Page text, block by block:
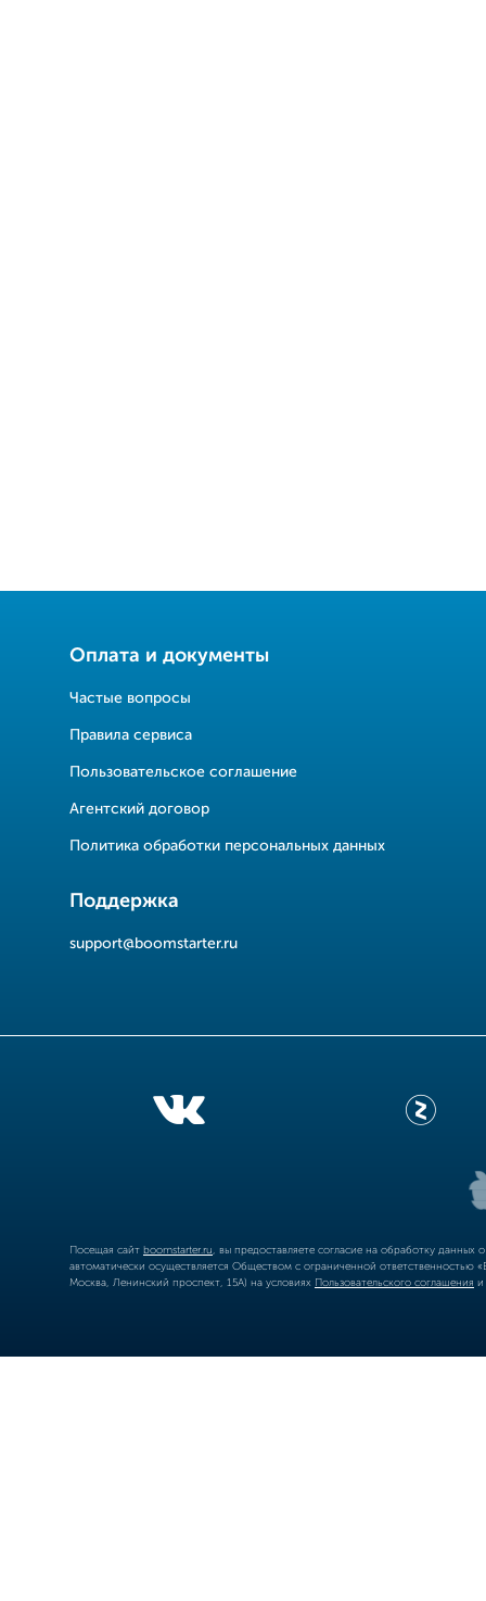
Оплата и документы
Частые вопросы
Правила сервиса
Пользовательское соглашение
Агентский договор
Политика обработки персональных данных
Поддержка
support@boomstarter.ru
Посещая сайт boomstarter.ru , вы предоставляете согласие на обработку
автоматически осуществляется Обществом с ограниченной
Москва, Ленинский проспект, 15А) на условиях Пользовательского соглашения и